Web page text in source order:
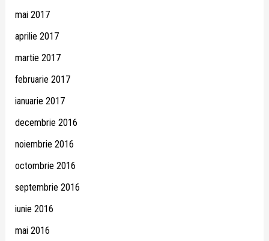
mai 2017
aprilie 2017
martie 2017
februarie 2017
ianuarie 2017
decembrie 2016
noiembrie 2016
octombrie 2016
septembrie 2016
iunie 2016
mai 2016